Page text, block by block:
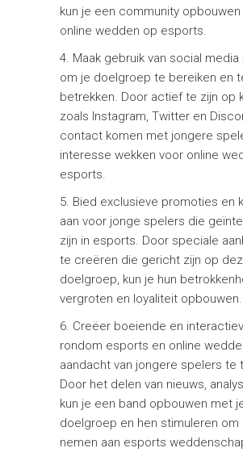
kun je een community
online wedden op esports.
4. Maak gebruik van social
om je doelgroep te bereiken en
betrekken. Door actief te zijn op
zoals Instagram, Twitter en
contact komen met jongere
interesse wekken voor online
esports.
5. Bied exclusieve promoties en
aan voor jonge spelers die
zijn in esports. Door speciale
te creëren die gericht zijn op
doelgroep, kun je hun
vergroten en loyaliteit opbouwen.
6. Creëer boeiende en
rondom esports en online
aandacht van jongere spelers te
Door het delen van nieuws,
kun je een band opbouwen met
doelgroep en hen stimuleren om
nemen aan esports